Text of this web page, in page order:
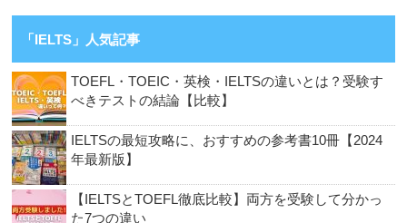
「IELTS」人気記事
TOEFL・TOEIC・英検・IELTSの違いとは？受験す
べきテストの結論【比較】
IELTSの最短攻略に、おすすめの参考書10冊【2024
年最新版】
【IELTSとTOEFL徹底比較】両方を受験して分かっ
た7つの違い